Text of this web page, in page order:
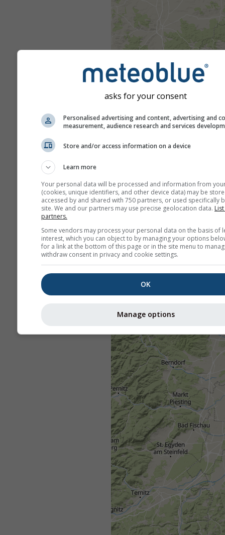
asks for your consent
Personalised advertising and content, advertising and
measurement, audience research and services
Store and/or access information on a device
Learn more
Your personal data will be processed and information from
(cookies, unique identifiers, and other device data) may be
accessed by and shared with 750 partners, or used specifically
site. We and our partners may use precise geolocation data.
partners.
Some vendors may process your personal data on the basis of
interest, which you can object to by managing your options
for a link at the bottom of this page or in the site menu to
withdraw consent in privacy and cookie settings.
OK
Manage options